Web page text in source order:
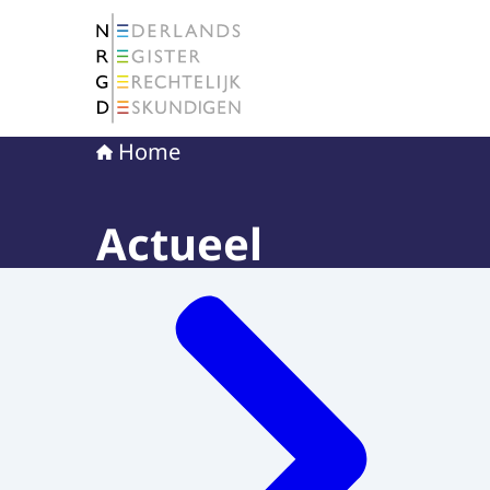
Naar de homepage van Nederlands Register
Home
Actueel